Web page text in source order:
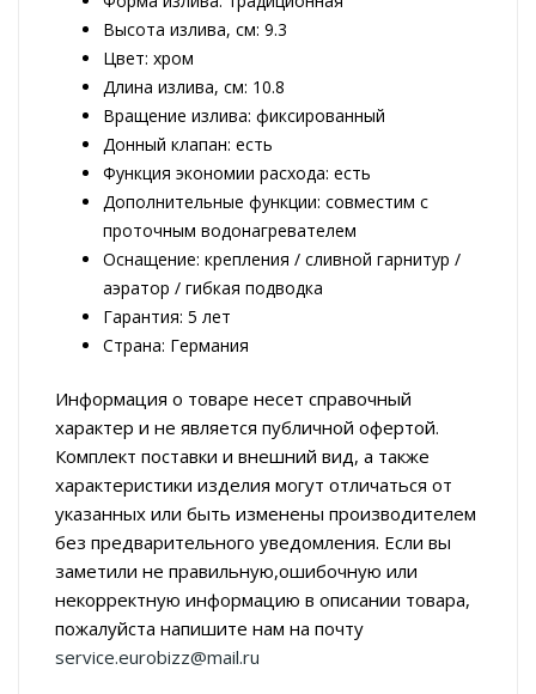
Высота излива, см: 9.3
Цвет: хром
Длина излива, см: 10.8
Вращение излива: фиксированный
Донный клапан: есть
Функция экономии расхода: есть
Дополнительные функции: совместим с
проточным водонагревателем
Оснащение: крепления / сливной гарнитур /
аэратор / гибкая подводка
Гарантия: 5 лет
Страна: Германия
Информация о товаре несет справочный
характер и не является публичной офертой.
Комплект поставки и внешний вид, а также
характеристики изделия могут отличаться от
указанных или быть изменены производителем
без предварительного уведомления. Если вы
заметили не правильную,ошибочную или
некорректную информацию в описании товара,
пожалуйста напишите нам на почту
service.eurobizz@mail.ru